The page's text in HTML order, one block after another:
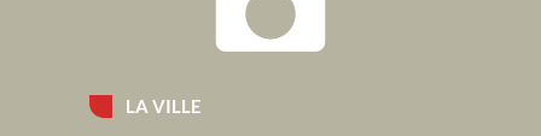
LA VILLE